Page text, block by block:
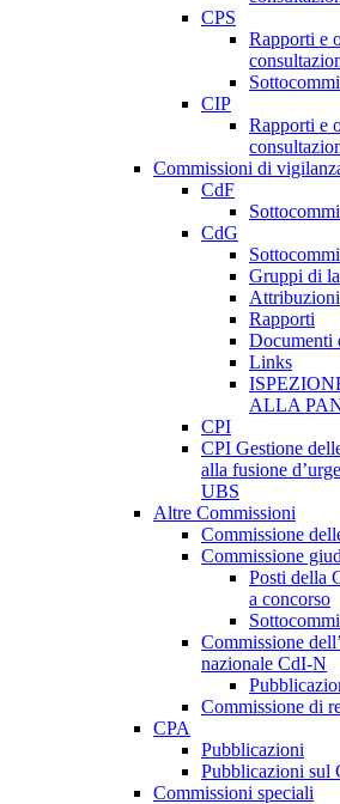
CPS
Rapporti e
CIP
Rapporti e
Commissioni di
CdF
CdG
Gruppi di
Attribuzioni
Rapporti
Documenti
Links
ALLA
CPI
CPI Gestione
alla fusione
UBS
Altre Commissioni
Commissione
Commissione
Posti della
a concorso
Commissione
nazionale CdI-N
Commissione di
CPA
Pubblicazioni
Pubblicazioni sul
Commissioni speciali